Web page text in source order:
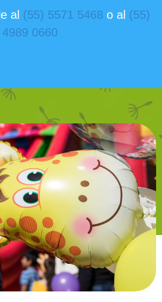
al (55) 5571 5468 o al (55)
4989 0660